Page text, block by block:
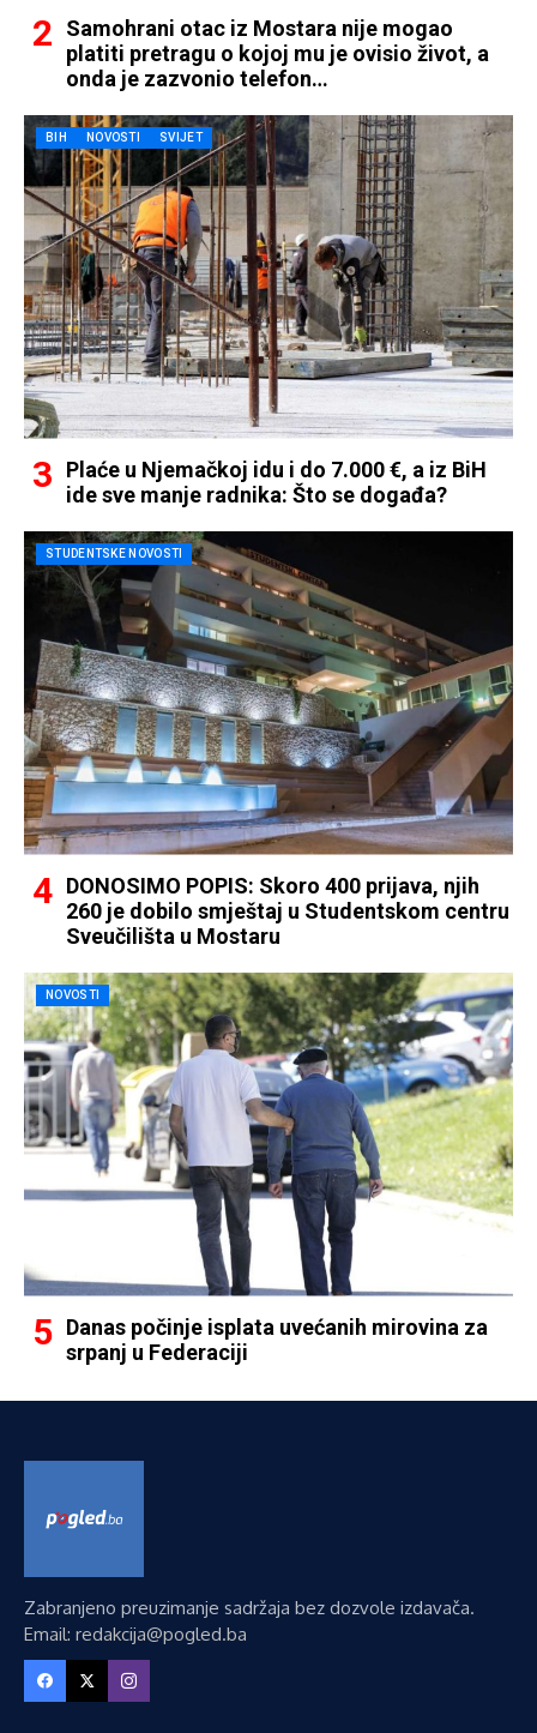
Samohrani otac iz Mostara nije mogao
platiti pretragu o kojoj mu je ovisio život, a
onda je zazvonio telefon…
BIH NOVOSTI SVIJET
Plaće u Njemačkoj idu i do 7.000 €, a iz BiH
ide sve manje radnika: Što se događa?
STUDENTSKE NOVOSTI
DONOSIMO POPIS: Skoro 400 prijava, njih
260 je dobilo smještaj u Studentskom centru
Sveučilišta u Mostaru
NOVOSTI
Danas počinje isplata uvećanih mirovina za
srpanj u Federaciji
Zabranjeno preuzimanje sadržaja bez dozvole izdavača.
Email: redakcija@pogled.ba